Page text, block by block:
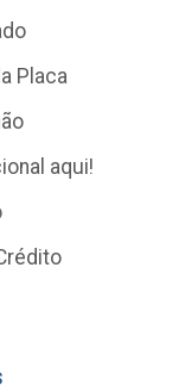
Placa
aqui!